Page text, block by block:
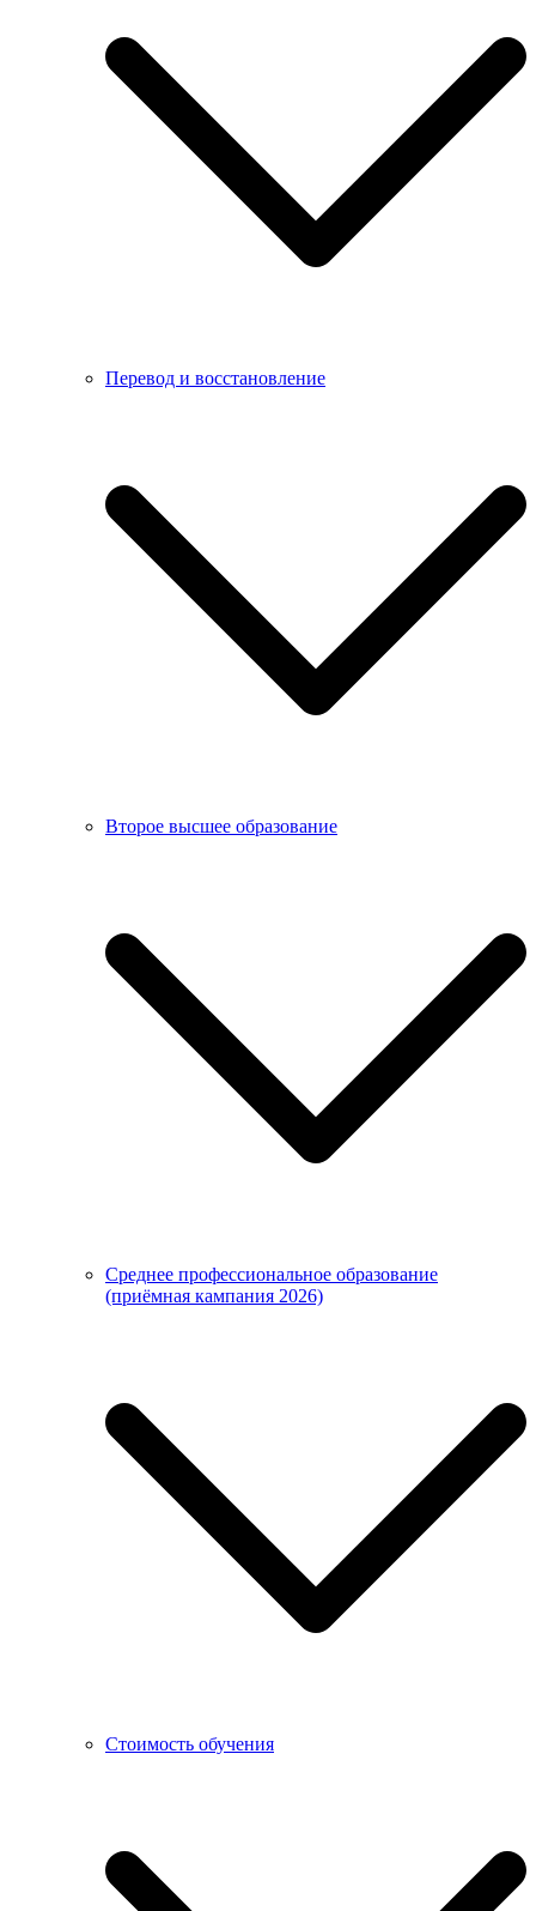
Перевод и восстановление
Второе высшее образование
Среднее профессиональное образование
(приёмная кампания 2026)
Стоимость обучения